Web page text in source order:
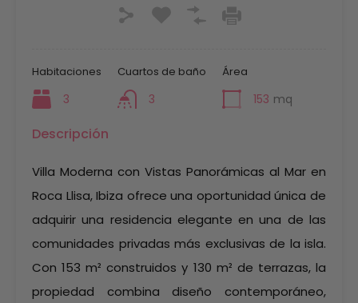
Habitaciones
3
Cuartos de baño
3
Área
153 mq
Descripción
Villa Moderna con Vistas Panorámicas al Mar en
Roca Llisa, Ibiza ofrece una oportunidad única de
adquirir una residencia elegante en una de las
comunidades privadas más exclusivas de la isla.
Con 153 m² construidos y 130 m² de terrazas, la
propiedad combina diseño contemporáneo,